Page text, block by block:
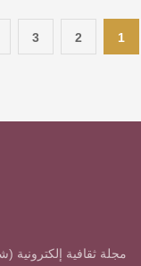
1
2
3
مجلة ثقافية إلكترونية